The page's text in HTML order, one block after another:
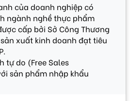
của doanh nghiệp có
ngành nghề thực phẩm
cấp bởi Sở Công Thương
xuất kinh doanh đạt tiêu
tự do (Free Sales
sản phẩm nhập khẩu